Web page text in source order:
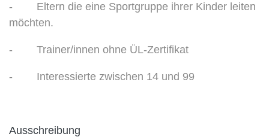
- Eltern die eine Sportgruppe ihrer Kinder leiten
möchten.
- Trainer/innen ohne ÜL-Zertifikat
- Interessierte zwischen 14 und 99
Ausschreibung